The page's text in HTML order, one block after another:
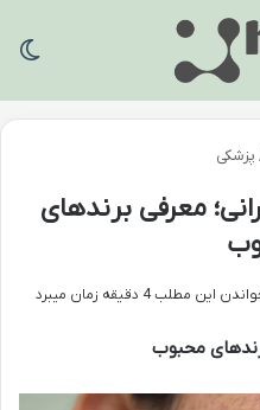
پزشکی
معرفی برندهای
این مطلب 4 دقیقه زمان میبرد
محبوب